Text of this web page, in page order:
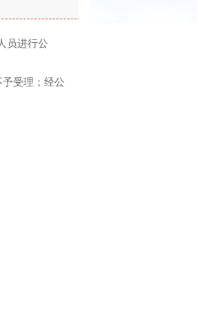
员进行公
受理；经公